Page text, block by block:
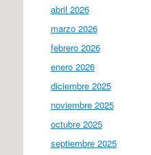
abril 2026
marzo 2026
febrero 2026
enero 2026
diciembre 2025
noviembre 2025
octubre 2025
septiembre 2025